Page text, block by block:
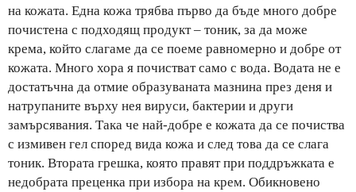
на кожата. Една кожа трябва първо да бъде много добре
почистена с подходящ продукт – тоник, за да може
крема, който слагаме да се поеме равномерно и добре от
кожата. Много хора я почистват само с вода. Водата не е
достатъчна да отмие образуваната мазнина през деня и
натрупаните върху нея вируси, бактерии и други
замърсявания. Така че най-добре е кожата да се почиства
с измивен гел според вида кожа и след това да се слага
тоник. Втората грешка, която правят при поддръжката е
недобрата преценка при избора на крем. Обикновено